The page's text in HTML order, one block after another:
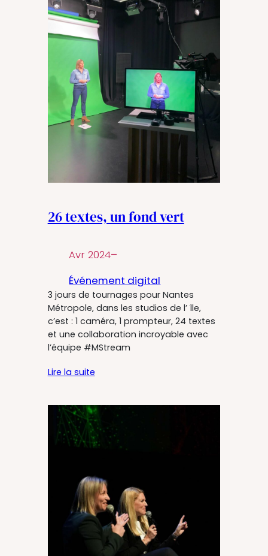
26 textes, un fond vert
Avr 2024–
Événement digital
3 jours de tournages pour Nantes
Métropole, dans les studios de l’ île,
c’est : 1 caméra, 1 prompteur, 24 textes
et une collaboration incroyable avec
l’équipe #MStream
Lire la suite